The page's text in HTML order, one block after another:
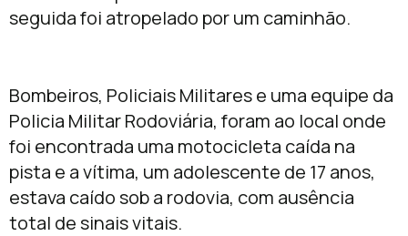
seguida foi atropelado por um caminhão.
Bombeiros, Policiais Militares e uma equipe da
Policia Militar Rodoviária, foram ao local onde
foi encontrada uma motocicleta caída na
pista e a vítima, um adolescente de 17 anos,
estava caído sob a rodovia, com ausência
total de sinais vitais.